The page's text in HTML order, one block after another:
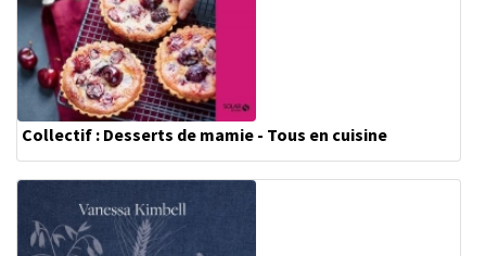
Collectif : Desserts de mamie - Tous en cuisine